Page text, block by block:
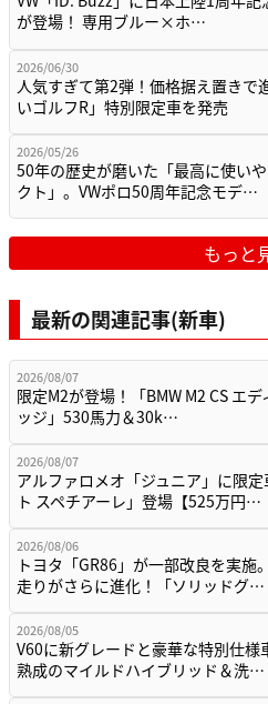
が登場！ 専用ブルー×ホ…
2026/06/30
人気すぎて第2弾！価格据え置きで
いゴルフR」特別限定車を発売
2026/05/26
50年の歴史が磨いた「最高に使い
クト」。VWポロ50周年記念モデ…
もっと
最新の関連記事(新車)
2026/08/07
限定M2が登場！「BMW M2 CS エ
ッジ」530馬力＆30k…
2026/08/07
アルファロメオ「ジュニア」に限
ト スペチアーレ」登場【525万円…
2026/08/06
トヨタ「GR86」が一部改良を実施
走りがさらに進化！「ソリッドグ…
2026/08/05
V60に新グレードと豪華な特別仕様
熟成のマイルドハイブリッド＆洗…